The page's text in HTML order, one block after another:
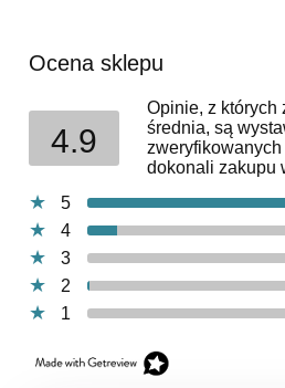
Ocena sklepu
4.9
Opinie, z których
średnia, są
dokonali zakupu
5
4
3
2
1